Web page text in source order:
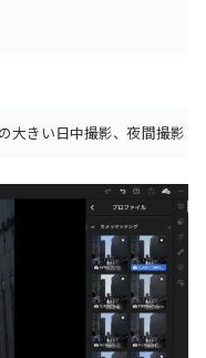
大きい日中撮影、夜間撮影